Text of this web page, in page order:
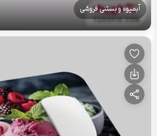
آبمیوه و بستنی فروشی